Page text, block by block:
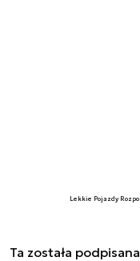
Lekkie Pojazdy
Ta została podpisana